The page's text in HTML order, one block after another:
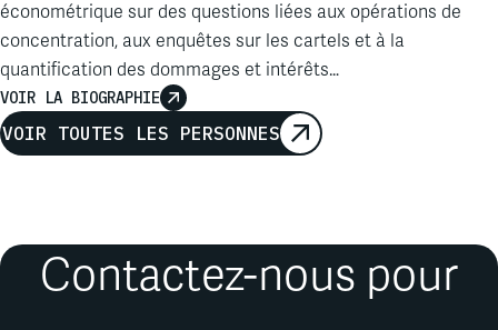
économétrique sur des questions liées aux opérations de
concentration, aux enquêtes sur les cartels et à la
quantification des dommages et intérêts…
VOIR LA BIOGRAPHIE
VOIR TOUTES LES PERSONNES
Contactez-nous pour